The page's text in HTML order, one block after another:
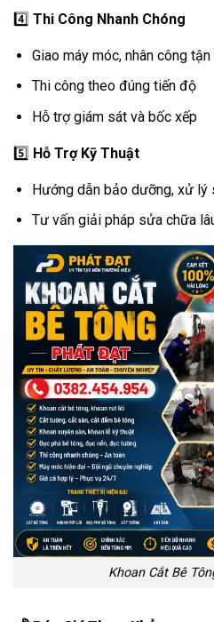
4️⃣ Thi Công Nhanh Chóng
Giao máy móc, nhân công tận
Thi công theo đúng tiến độ
Hỗ trợ giám sát và bốc xếp
5️⃣ Hỗ Trợ Kỹ Thuật
Hướng dẫn bảo dưỡng, xử lý
Tư vấn giải pháp sửa chữa
Khoan Cắt Bê